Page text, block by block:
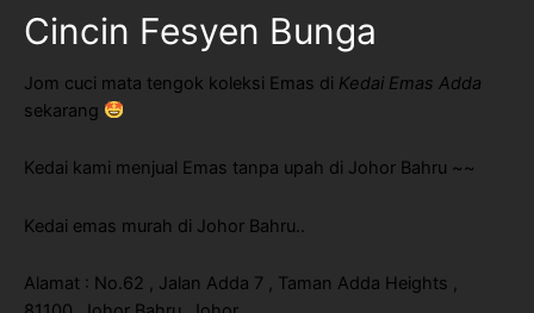
Cincin Fesyen Bunga
Jom cuci mata tengok koleksi Emas di Kedai Emas Adda
sekarang
Kedai kami menjual Emas tanpa upah di Johor Bahru ~~
Kedai emas murah di Johor Bahru..
Alamat : No.62 , Jalan Adda 7 , Taman Adda Heights ,